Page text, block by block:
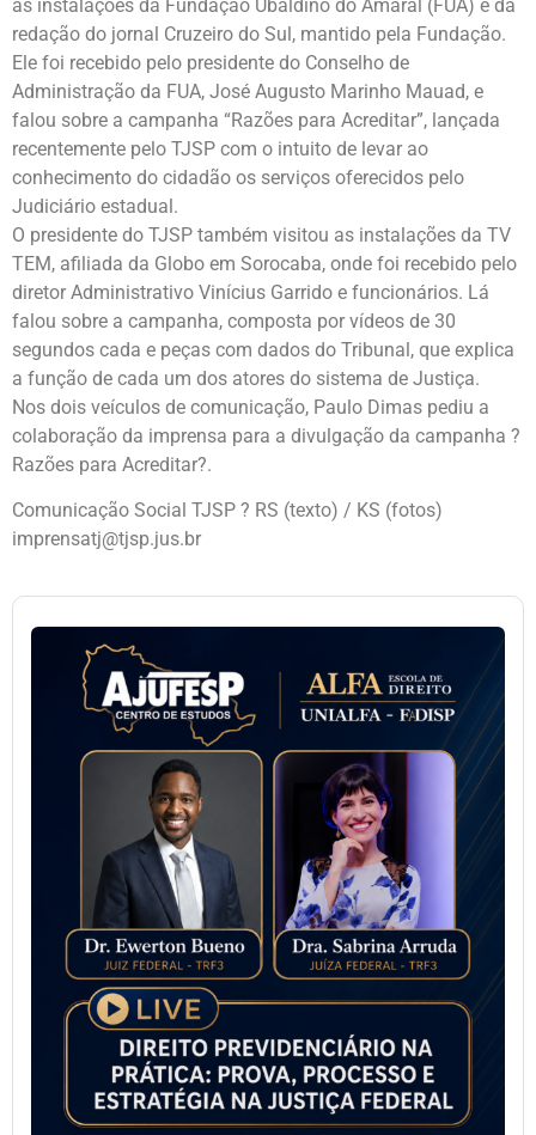
as instalações da Fundação Ubaldino do Amaral (FUA) e da
redação do jornal Cruzeiro do Sul, mantido pela Fundação.
Ele foi recebido pelo presidente do Conselho de
Administração da FUA, José Augusto Marinho Mauad, e
falou sobre a campanha “Razões para Acreditar”, lançada
recentemente pelo TJSP com o intuito de levar ao
conhecimento do cidadão os serviços oferecidos pelo
Judiciário estadual.
O presidente do TJSP também visitou as instalações da TV
TEM, afiliada da Globo em Sorocaba, onde foi recebido pelo
diretor Administrativo Vinícius Garrido e funcionários. Lá
falou sobre a campanha, composta por vídeos de 30
segundos cada e peças com dados do Tribunal, que explica
a função de cada um dos atores do sistema de Justiça.
Nos dois veículos de comunicação, Paulo Dimas pediu a
colaboração da imprensa para a divulgação da campanha ?
Razões para Acreditar?.
Comunicação Social TJSP ? RS (texto) / KS (fotos)
imprensatj@tjsp.jus.br